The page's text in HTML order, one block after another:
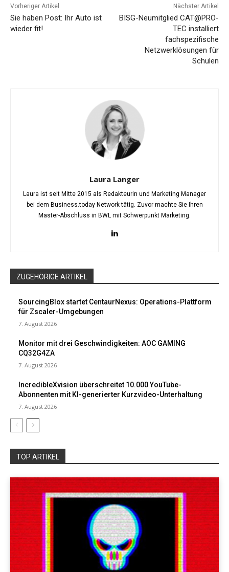
Vorheriger Artikel
Sie haben Post: Ihr Auto ist
wieder fit!
Nächster Artikel
BISG-Neumitglied CAT@PRO-
TEC installiert
fachspezifische
Netzwerklösungen für
Schulen
Laura Langer
Laura ist seit Mitte 2015 als Redakteurin und Marketing Manager
bei dem Business.today Network tätig. Zuvor machte Sie Ihren
Master-Abschluss in BWL mit Schwerpunkt Marketing.
ZUGEHÖRIGE ARTIKEL
SourcingBlox startet CentaurNexus: Operations-Plattform
für Zscaler-Umgebungen
7. August 2026
Monitor mit drei Geschwindigkeiten: AOC GAMING
CQ32G4ZA
7. August 2026
IncredibleXvision überschreitet 10.000 YouTube-
Abonnenten mit KI-generierter Kurzvideo-Unterhaltung
7. August 2026
TOP ARTIKEL